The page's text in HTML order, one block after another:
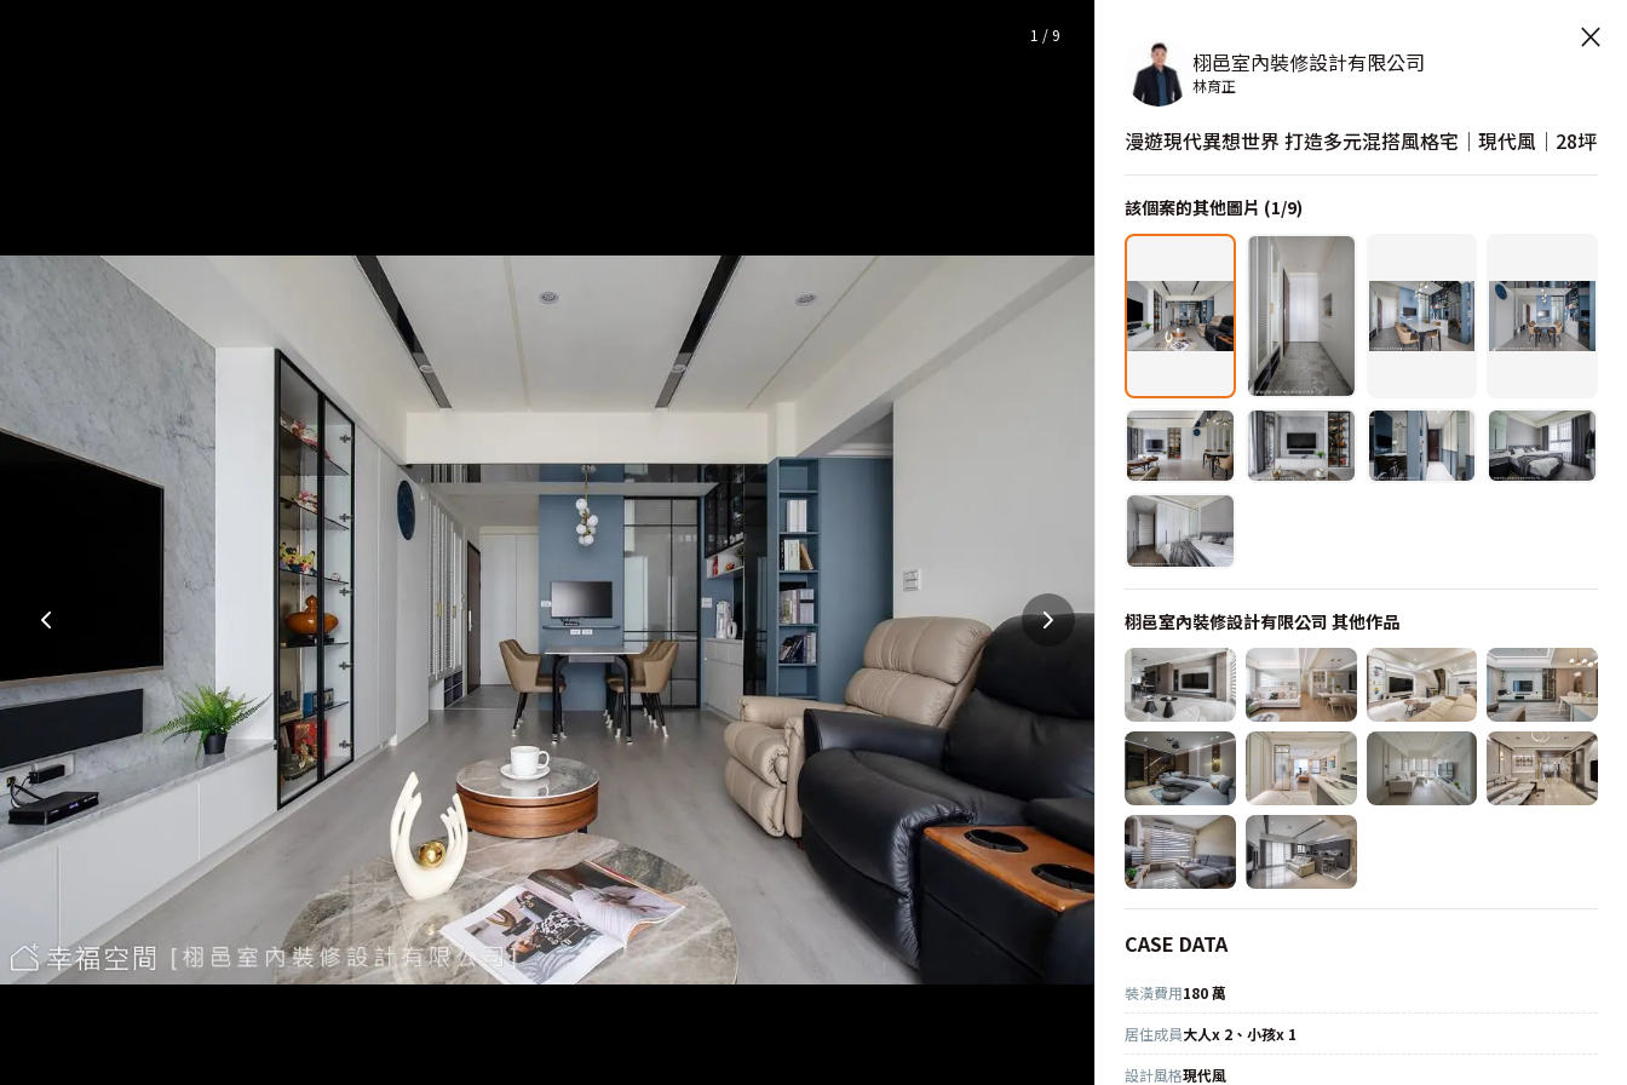
— 完整照片空間靈感
1 /9 ×
栩邑室內裝修設計有限公司
林育正
漫遊現代異想世界 打造多元混搭風格宅│現代風│28坪
該個案的其他圖片 (1/9)
栩邑室內裝修設計有限公司 其他作品
CASE DATA
裝潢費用180 萬
居住成員大人x 2、小孩x 1
設計風格現代風